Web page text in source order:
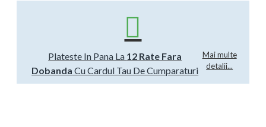
Plateste In Pana La 12 Rate Fara
Dobanda Cu Cardul Tau De Cumparaturi
Mai multe
detalii...